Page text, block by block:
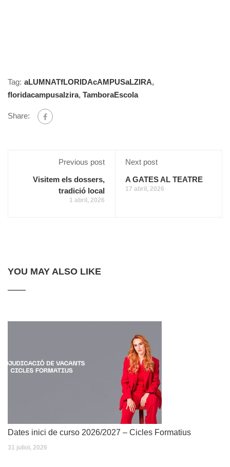
Tag: aLUMNATfLORIDAcAMPUSaLZIRA,
floridacampusalzira, TamboraEscola
Share:
Previous post
Visitem els dossers,
tradició local
1 abril, 2026
Next post
A GATES AL TEATRE
17 abril, 2026
YOU MAY ALSO LIKE
Dates inici de curso 2026/2027 – Cicles Formatius
31 juliol, 2026